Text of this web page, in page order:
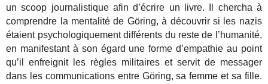
un scoop journalistique afin d’écrire un livre. Il chercha à
comprendre la mentalité de Göring, à découvrir si les nazis
étaient psychologiquement différents du reste de l’humanité,
en manifestant à son égard une forme d’empathie au point
qu’il enfreignit les règles militaires et servit de messager
dans les communications entre Göring, sa femme et sa fille.